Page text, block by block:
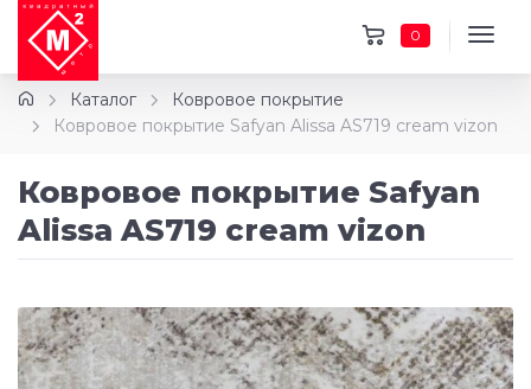
0
Каталог
Ковровое покрытие
Ковровое покрытие Safyan Alissa AS719 cream vizon
Ковровое покрытие Safyan
Alissa AS719 cream vizon